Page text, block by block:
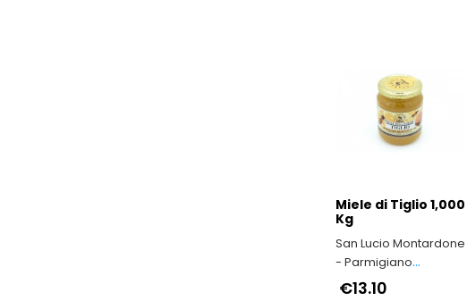
Miele di Tiglio 1,000
Kg
San Lucio Montardone
- Parmigiano
Reggiano di
€13.10